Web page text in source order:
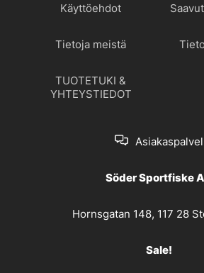
Käyttöehdot
Tietoja meistä
TUOTETUKI &
YHTEYSTIEDOT
Söder Sportfiske
Hornsgatan 148, 117 28
Sale!